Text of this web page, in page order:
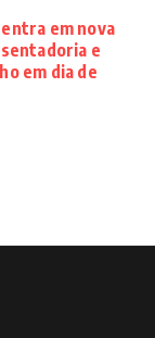
em nova
e
em dia de